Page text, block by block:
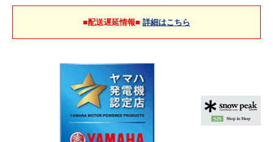
■配送遅延情報■ 詳細はこちら